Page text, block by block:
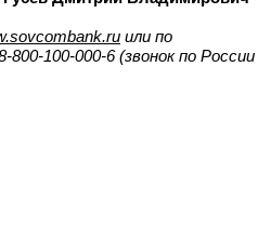
или по
100-000-6 (звонок по России